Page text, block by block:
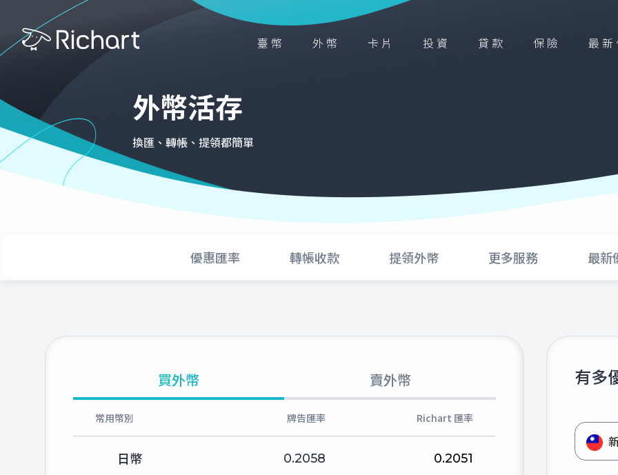
臺幣 外幣 卡片 投資 貸款 保險 最
外幣活存
換匯、轉帳、提領都簡單
優惠匯率 轉帳收款 提領外幣 更多服務 最新
買外幣 賣外幣
常用幣別 牌告匯率 Richart 匯率
日幣 0.2058 0.2051
有多